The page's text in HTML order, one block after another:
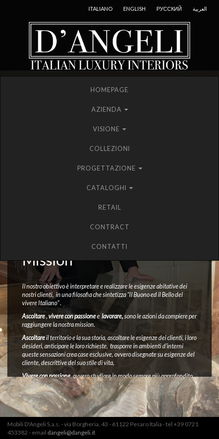
ITALIANO ENGLISH РУССКИЙ العربية
HOMEPAGE
AZIENDA
VISIONE
COLLEZIONI
PROGETTAZIONE
CATALOGHI
RETAIL
CONTRACT
CONTATTI
Mission
Il nostro obiettivo è interpretare e realizzare le esigenze abitative dei
nostri clienti, in una filosofia che sintetizza “Il Buono ed il Bello del
vivere Italiano” .
Ascoltare, vivere con passionee lavorare,sono le azioni da compiere per
raggiungere la nostra mission.
Ascoltareil territorio e la sua storia, ascoltare le esigenze dei clienti, i loro
desideri, anticipare le loro richieste, trasporre in ambienti d’interni
queste sensazioni crea case esclusive, ovvero disegnate su esigenze del
cliente, descrittive del suo stile di vita,
Vivere con passione, ovvero studiare in modo sempre più approfondito
la materia, le tecniche antiche e nuove, permette di mantenere viva la
tradizione ebanistica Italiana, essenziale per produrre un buon design
ed arredi esclusivi, l’unica che permette di interpretare “Il buon vivere”
in ambienti belli e sani.
Lavorare, concertando le diverse professionalità che toccano l’intero
processo produttivo di un arredo, con competenza, umiltà e la
Mobili D'Angeli S.a.s. - via Borgheria, 43 - 61122 Pesaro Italia - tel +39 0721
453382 - email dangeli@dangeli.it